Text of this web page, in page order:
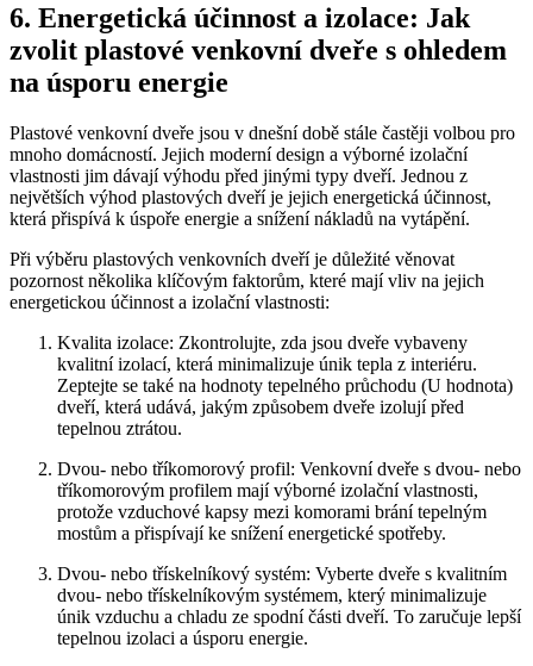
6. Energetická účinnost a izolace: Jak
zvolit plastové venkovní dveře s ohledem
na úsporu energie
Plastové venkovní dveře jsou v dnešní době stále častěji volbou pro
mnoho domácností. Jejich moderní design a výborné izolační
vlastnosti jim dávají výhodu před jinými typy dveří. Jednou z
největších výhod plastových dveří je jejich energetická účinnost,
která přispívá k úspoře energie a snížení nákladů na vytápění.
Při výběru plastových venkovních dveří je důležité věnovat
pozornost několika klíčovým faktorům, které mají vliv na jejich
energetickou účinnost a izolační vlastnosti:
Kvalita izolace: Zkontrolujte, zda jsou dveře vybaveny
kvalitní izolací, která minimalizuje únik tepla z interiéru.
Zeptejte se také na hodnoty tepelného průchodu (U hodnota)
dveří, která udává, jakým způsobem dveře izolují před
tepelnou ztrátou.
Dvou- nebo tříkomorový profil: Venkovní dveře s dvou- nebo
tříkomorovým profilem mají výborné izolační vlastnosti,
protože vzduchové kapsy mezi komorami brání tepelným
mostům a přispívají ke snížení energetické spotřeby.
Dvou- nebo třískelníkový systém: Vyberte dveře s kvalitním
dvou- nebo třískelníkovým systémem, který minimalizuje
únik vzduchu a chladu ze spodní části dveří. To zaručuje lepší
tepelnou izolaci a úsporu energie.